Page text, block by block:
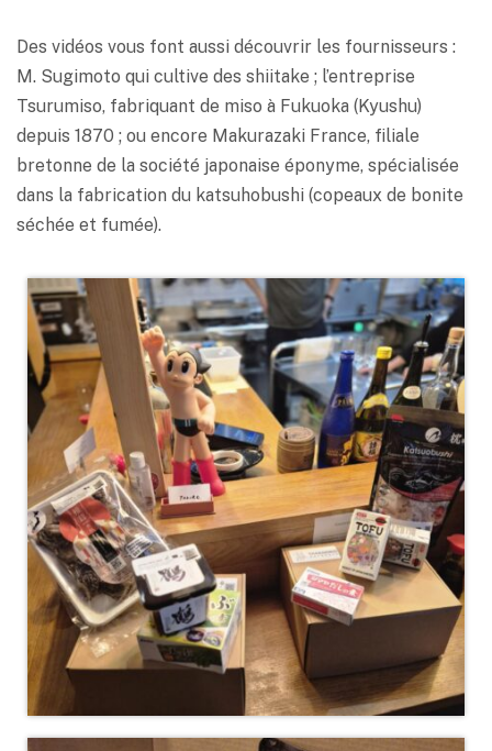
Des vidéos vous font aussi découvrir les fournisseurs :
M. Sugimoto qui cultive des shiitake ; l’entreprise
Tsurumiso, fabriquant de miso à Fukuoka (Kyushu)
depuis 1870 ; ou encore Makurazaki France, filiale
bretonne de la société japonaise éponyme, spécialisée
dans la fabrication du katsuhobushi (copeaux de bonite
séchée et fumée).